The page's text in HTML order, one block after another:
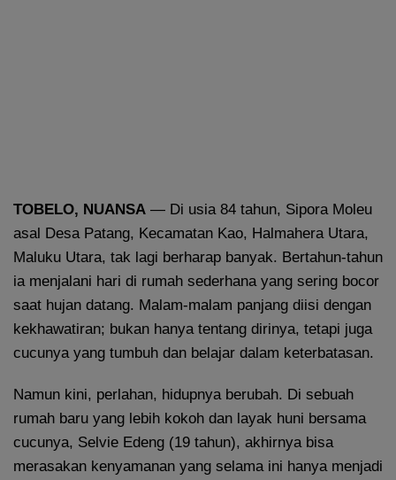
TOBELO, NUANSA — Di usia 84 tahun, Sipora Moleu
asal Desa Patang, Kecamatan Kao, Halmahera Utara,
Maluku Utara, tak lagi berharap banyak. Bertahun-tahun
ia menjalani hari di rumah sederhana yang sering bocor
saat hujan datang. Malam-malam panjang diisi dengan
kekhawatiran; bukan hanya tentang dirinya, tetapi juga
cucunya yang tumbuh dan belajar dalam keterbatasan.
Namun kini, perlahan, hidupnya berubah. Di sebuah
rumah baru yang lebih kokoh dan layak huni bersama
cucunya, Selvie Edeng (19 tahun), akhirnya bisa
merasakan kenyamanan yang selama ini hanya menjadi